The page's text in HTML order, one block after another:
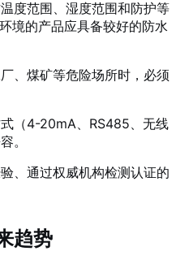
度范围、湿度范围和防护等
境的产品应具备较好的防水
、煤矿等危险场所时，必须
式（4-20mA、RS485、无线
。
、通过权威机构检测认证的
趋势